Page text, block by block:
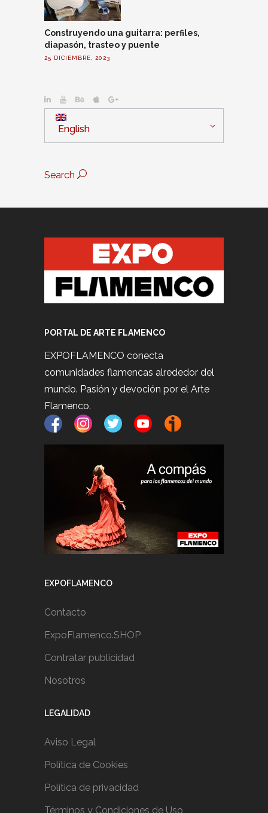
Construyendo una guitarra: perfiles,
diapasón, trasteo y puente
25 DICIEMBRE, 2023
English
Search
PORTAL DE ARTE FLAMENCO
EXPOFLAMENCO conecta
comunidades flamencas alrededor del
mundo. Pasión y devoción por el Arte
Flamenco.
EXPOFLAMENCO
Contacto
ExpoFlamenco.SHOP
Contratar publicidad
Nosotros
LEGALIDAD
Aviso Legal
Política de Cookies
Política de privacidad
Términos y Condiciones de Uso